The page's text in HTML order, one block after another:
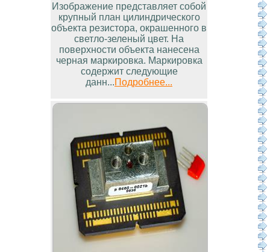
Изображение представляет собой
крупный план цилиндрического
объекта резистора, окрашенного в
светло-зеленый цвет. На
поверхности объекта нанесена
черная маркировка. Маркировка
содержит следующие
данн...Подробнее...